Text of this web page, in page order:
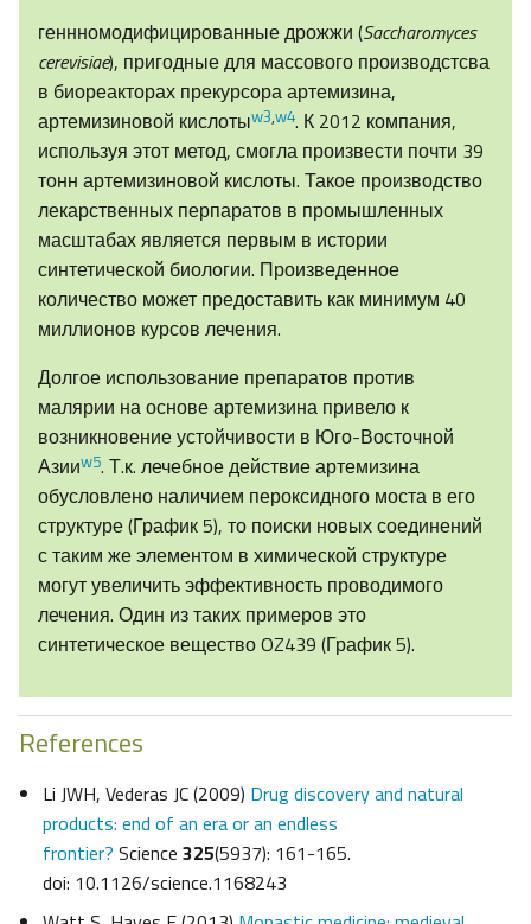
геннномодифицированные дрожжи (Saccharomyces
cerevisiae), пригодные для массового производстсва
в биореакторах прекурсора артемизина,
артемизиновой кислотыw3,w4. К 2012 компания,
используя этот метод, смогла произвести почти 39
тонн артемизиновой кислоты. Такое производство
лекарственных перпаратов в промышленных
масштабах является первым в истории
синтетической биологии. Произведенное
количество может предоставить как минимум 40
миллионов курсов лечения.
Долгое использование препаратов против
малярии на основе артемизина привело к
возникновение устойчивости в Юго-Восточной
Азииw5. Т.к. лечебное действие артемизина
обусловлено наличием пероксидного моста в его
структуре (График 5), то поиски новых соединений
с таким же элементом в химической структуре
могут увеличить эффективность проводимого
лечения. Один из таких примеров это
синтетическое вещество OZ439 (График 5).
References
Li JWH, Vederas JC (2009) Drug discovery and natural
products: end of an era or an endless
frontier? Science 325(5937): 161-165.
doi: 10.1126/science.1168243